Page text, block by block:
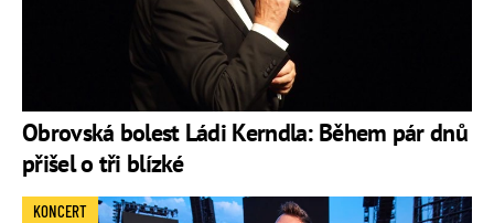
Obrovská bolest Ládi Kerndla: Během pár dnů
přišel o tři blízké
KONCERT